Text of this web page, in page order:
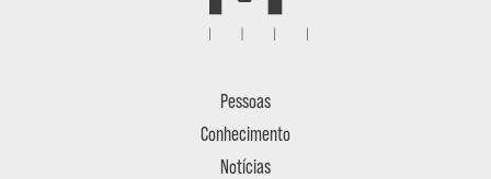
Pessoas
Conhecimento
Notícias